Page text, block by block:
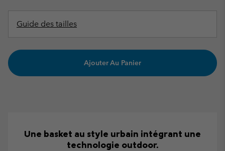
Guide des tailles
Ajouter Au Panier
Une basket au style urbain intégrant une
technologie outdoor.